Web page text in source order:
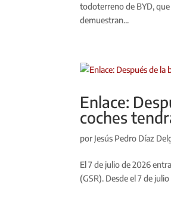
todoterreno de BYD,
demuestran...
Enlace:
coches
por Jesús Pedro Díaz
El 7 de julio de 2026
(GSR). Desde el 7 de